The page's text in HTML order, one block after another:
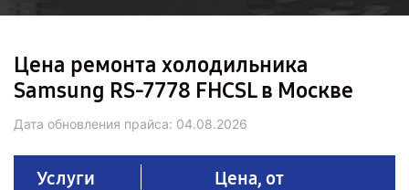
Цена ремонта холодильника
Samsung RS-7778 FHCSL в Москве
Дата обновления прайса: 04.08.2026
Услуги Цена, от